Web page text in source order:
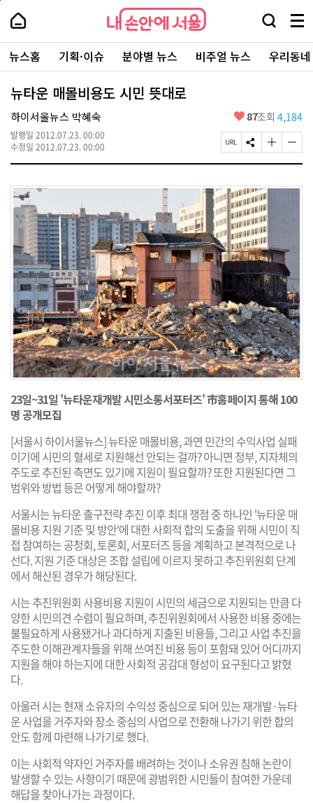
본
로
가
내
손
안
에
서
울
-
서
울
시
대
표
소
포
털
내
손
에
울
검
창
열
기
메
뉴
전
체
보
주
요
서
뉴스홈 기획·이슈 분야별 뉴스 비주얼 뉴스 우리동
뉴타운 매몰비용도 시민 뜻대로
하이서울뉴스 박혜숙
발행일 2012.07.23. 00:00
수정일 2012.07.23. 00:00
좋
요
87조회 4,184
페
이
U
R
L
복
사
S
N
공
유
하
기
글
자
기
크
기
글
자
기
작
23일~31일 '뉴타운재개발 시민소통서포터즈' 市홈페이지 통해 100
명 공개모집
[서울시 하이서울뉴스] 뉴타운 매몰비용, 과연 민간의 수익사업 실패
이기에 시민의 혈세로 지원해선 안되는 걸까? 아니면 정부, 지자체의
주도로 추진된 측면도 있기에 지원이 필요할까? 또한 지원된다면 그
범위와 방법 등은 어떻게 해야할까?
서울시는 뉴타운 출구전략 추진 이후 최대 쟁점 중 하나인 '뉴타운 매
몰비용 지원 기준 및 방안'에 대한 사회적 합의 도출을 위해 시민이 직
접 참여하는 공청회, 토론회, 서포터즈 등을 계획하고 본격적으로 나
선다. 지원 기준 대상은 조합 설립에 이르지 못하고 추진위원회 단계
에서 해산된 경우가 해당된다.
시는 추진위원회 사용비용 지원이 시민의 세금으로 지원되는 만큼 다
양한 시민의견 수렴이 필요하며, 추진위원회에서 사용한 비용 중에는
불필요하게 사용됐거나 과다하게 지출된 비용들, 그리고 사업 추진을
주도한 이해관계자들을 위해 쓰여진 비용 등이 포함돼 있어 어디까지
지원을 해야 하는지에 대한 사회적 공감대 형성이 요구된다고 밝혔
다.
아울러 시는 현재 소유자의 수익성 중심으로 되어 있는 재개발·뉴타
운 사업을 거주자와 장소 중심의 사업으로 전환해 나가기 위한 합의
안도 함께 마련해 나가기로 했다.
이는 사회적 약자인 거주자를 배려하는 것이나 소유권 침해 논란이
발생할 수 있는 사항이기 때문에 광범위한 시민들이 참여한 가운데
해답을 찾아나가는 과정이다.
페
상
단
로